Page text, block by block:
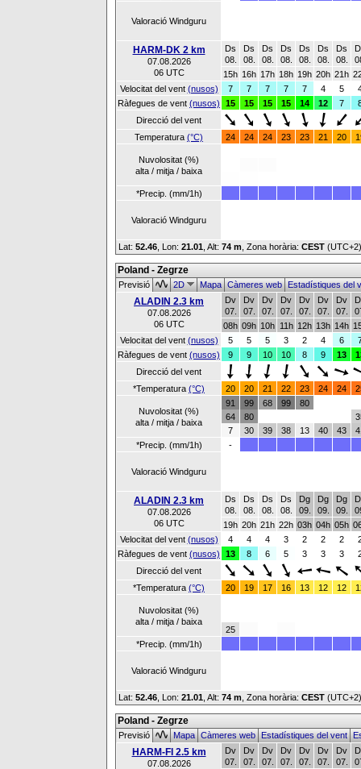
Valoració Windguru
HARM-DK 2 km
07.08.2026
06 UTC
Ds
08.
Ds
08.
Ds
08.
Ds
08.
Ds
08.
Ds
08.
Ds
08.
15h 16h 17h 18h 19h 20h 21h
Velocitat del vent (nusos) 7 7 7 7 7 4 5
Ràfegues de vent (nusos) 15 15 15 15 14 12 7
Direcció del vent
Temperatura (°C) 24 24 24 23 23 21 20
Nuvolositat (%)
alta / mitja / baixa
*Precip. (mm/1h)
Valoració Windguru
Lat: 52.46 , Lon: 21.01 Alt: 74 m , Zona horària: CEST
Poland - Zegrze
Previsió 2D MapaCàmeres webEstadístiques del
ALADIN 2.3 km
07.08.2026
06 UTC
Dv
07.
Dv
07.
Dv
07.
Dv
07.
Dv
07.
Dv
07.
Dv
07.
08h 09h 10h 11h 12h 13h 14h
Velocitat del vent (nusos) 5 5 5 3 2 4 6
Ràfegues de vent (nusos) 9 9 10 10 8 9 13
Direcció del vent
*Temperatura (°C) 20 20 21 22 23 24 24
Nuvolositat (%)
alta / mitja / baixa
91
64
7
99
80
30
68
39
99
38
80
13 40 43
*Precip. (mm/1h)
-
Valoració Windguru
ALADIN 2.3 km
07.08.2026
06 UTC
Ds
08.
Ds
08.
Ds
08.
Ds
08.
Dg
09.
Dg
09.
Dg
09.
19h 20h 21h 22h 03h 04h 05h
Velocitat del vent (nusos) 4 4 4 3 2 2 2
Ràfegues de vent (nusos) 13 8 6 5 3 3 3
Direcció del vent
*Temperatura (°C) 20 19 17 16 13 12 12
Nuvolositat (%)
alta / mitja / baixa
25
*Precip. (mm/1h)
Valoració Windguru
Lat: 52.46 , Lon: 21.01 Alt: 74 m , Zona horària: CEST
Poland - Zegrze
Previsió MapaCàmeres webEstadístiques del vent
HARM-FI 2.5 km
07.08.2026
Dv
07.
Dv
07.
Dv
07.
Dv
07.
Dv
07.
Dv
07.
Dv
07.